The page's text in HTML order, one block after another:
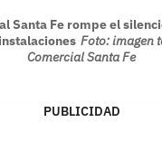
Santa Fe rompe el
Foto: imagen
Comercial Santa Fe
PUBLICIDAD